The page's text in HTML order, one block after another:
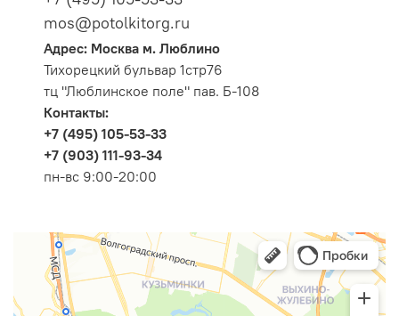
mos@potolkitorg.ru
Адрес: Москва м. Люблино
Тихорецкий бульвар 1стр76
тц "Люблинское поле" пав. Б-108
Контакты:
+7 (495) 105-53-33
+7 (903) 111-93-34
пн-вс 9:00-20:00